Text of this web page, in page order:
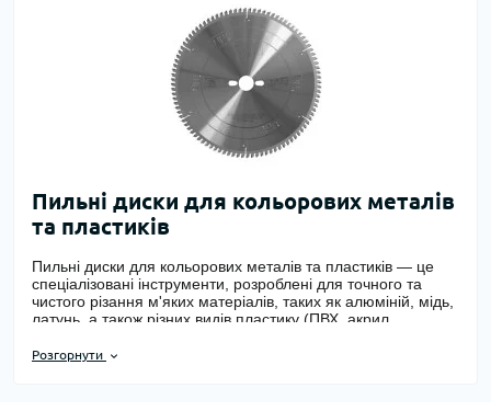
Пильні диски для кольорових металів
та пластиків
Пильні диски для кольорових металів та пластиків — це
спеціалізовані інструменти, розроблені для точного та
чистого різання м'яких матеріалів, таких як алюміній, мідь,
латунь, а також різних видів пластику (ПВХ, акрил,
деревини або сталі своєю
Розгорнути